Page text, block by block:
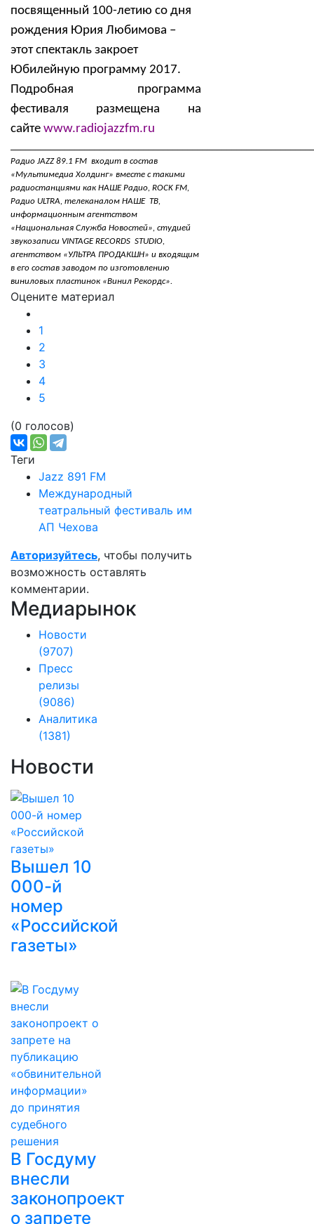
посвященный 100-летию со дня
рождения Юрия Любимова –
этот спектакль закроет
Юбилейную программу 2017.
Подробная программа
фестиваля размещена на
сайте www.radiojazzfm.ru
Радио JAZZ 89.1 FM входит в состав
«Мультимедиа Холдинг» вместе с такими
радиостанциями как НАШЕ Радио, ROCK FM,
Радио ULTRA, телеканалом НАШЕ ТВ,
информационным агентством
«Национальная Служба Новостей», студией
звукозаписи VINTAGE RECORDS STUDIO,
агентством «УЛЬТРА ПРОДАКШН» и входящим
в его состав заводом по изготовлению
виниловых пластинок «Винил Рекордс».
Оцените материал
1
2
3
4
5
(0 голосов)
Теги
Jazz 891 FM
Международный
театральный фестиваль им
АП Чехова
Авторизуйтесь, чтобы получить
возможность оставлять
комментарии.
Медиарынок
Новости
(9707)
Пресс
релизы
(9086)
Аналитика
(1381)
Новости
Вышел 10
000-й
номер
«Российской
газеты»
В Госдуму
внесли
законопроект
о запрете